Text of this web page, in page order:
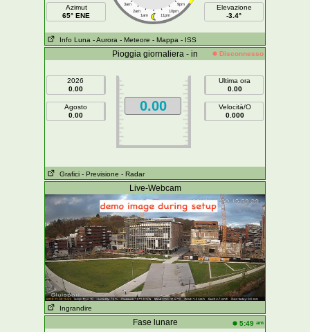
Azimut
65° ENE
3am 9pm
2am 10pm
1am 11pm
Elevazione
-3.4°
Info Luna - Aurora - Meteore - Mappa - ISS
Pioggia giornaliera - in Disconnesso
2026
0.00
Agosto
0.00
0.00
Ultima ora
0.00
Velocità/O
0.000
Grafici - Previsione - Radar
Live-Webcam
Ingrandire
Fase lunare 5:49 am